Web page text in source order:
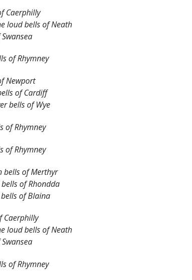
Caerphilly
loud bells of Neath
of Rhymney
Newport
of Cardiff
bells of Wye
of Rhymney
of Rhymney
bells of Merthyr
of Rhondda
of Blaina
Caerphilly
loud bells of Neath
of Rhymney